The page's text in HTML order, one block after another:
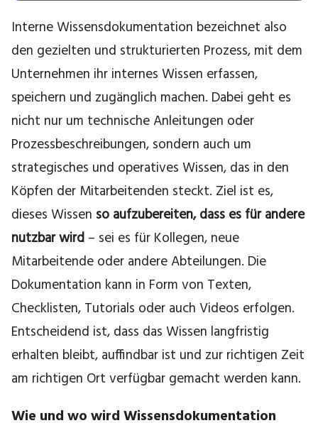
Interne Wissensdokumentation bezeichnet also
den gezielten und strukturierten Prozess, mit dem
Unternehmen ihr internes Wissen erfassen,
speichern und zugänglich machen. Dabei geht es
nicht nur um technische Anleitungen oder
Prozessbeschreibungen, sondern auch um
strategisches und operatives Wissen, das in den
Köpfen der Mitarbeitenden steckt. Ziel ist es,
dieses Wissen so aufzubereiten, dass es für andere
nutzbar wird – sei es für Kollegen, neue
Mitarbeitende oder andere Abteilungen. Die
Dokumentation kann in Form von Texten,
Checklisten, Tutorials oder auch Videos erfolgen.
Entscheidend ist, dass das Wissen langfristig
erhalten bleibt, auffindbar ist und zur richtigen Zeit
am richtigen Ort verfügbar gemacht werden kann.
Wie und wo wird Wissensdokumentation